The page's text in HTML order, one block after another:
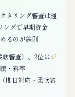
タリング審査は通
ングで早期資金
るのが鉄則
審査）、2位はジ
・料率
（即日対応・柔軟審